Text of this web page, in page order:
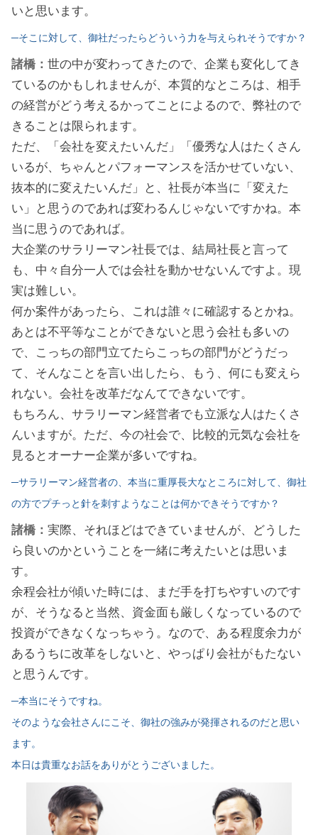
いと思います。
─そこに対して、御社だったらどういう力を与えられそうですか？
諸橋： 世の中が変わってきたので、企業も変化してき
ているのかもしれませんが、本質的なところは、相手
の経営がどう考えるかってことによるので、弊社ので
きることは限られます。
ただ、「会社を変えたいんだ」「優秀な人はたくさん
いるが、ちゃんとパフォーマンスを活かせていない、
抜本的に変えたいんだ」と、社長が本当に「変えた
い」と思うのであれば変わるんじゃないですかね。本
当に思うのであれば。
大企業のサラリーマン社長では、結局社長と言って
も、中々自分一人では会社を動かせないんですよ。現
実は難しい。
何か案件があったら、これは誰々に確認するとかね。
あとは不平等なことができないと思う会社も多いの
で、こっちの部門立てたらこっちの部門がどうだっ
て、そんなことを言い出したら、もう、何にも変えら
れない。会社を改革だなんてできないです。
もちろん、サラリーマン経営者でも立派な人はたくさ
んいますが。ただ、今の社会で、比較的元気な会社を
見るとオーナー企業が多いですね。
─サラリーマン経営者の、本当に重厚長大なところに対して、御社
の方でプチっと針を刺すようなことは何かできそうですか？
諸橋： 実際、それほどはできていませんが、どうした
ら良いのかということを一緒に考えたいとは思いま
す。
余程会社が傾いた時には、まだ手を打ちやすいのです
が、そうなると当然、資金面も厳しくなっているので
投資ができなくなっちゃう。なので、ある程度余力が
あるうちに改革をしないと、やっぱり会社がもたない
と思うんです。
─本当にそうですね。
そのような会社さんにこそ、御社の強みが発揮されるのだと思い
ます。
本日は貴重なお話をありがとうございました。